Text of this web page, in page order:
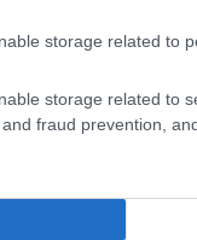
storage related to
storage related to
fraud prevention,